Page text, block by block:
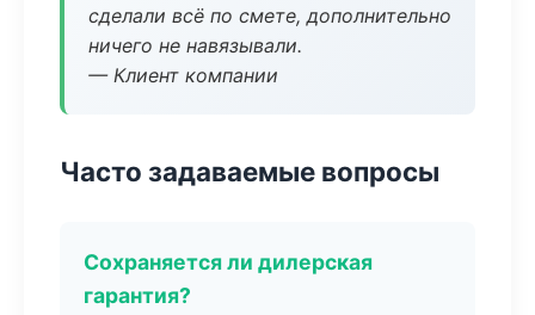
сделали всё по смете, дополнительно
ничего не навязывали.
— Клиент компании
Часто задаваемые вопросы
Сохраняется ли дилерская
гарантия?